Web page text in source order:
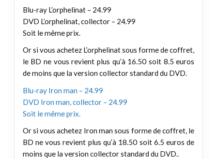
Blu-ray L’orphelinat – 24.99
DVD L’orphelinat, collector – 24.99
Soit le même prix.
Or si vous achetez L’orphelinat sous forme de coffret,
le BD ne vous revient plus qu’à 16.50 soit 8.5 euros
de moins que la version collector standard du DVD.
Blu-ray Iron man – 24.99
DVD Iron man, collector – 24.99
Soit le même prix.
Or si vous achetez Iron man sous forme de coffret, le
BD ne vous revient plus qu’à 18.50 soit 6.5 euros de
moins que la version collector standard du DVD..